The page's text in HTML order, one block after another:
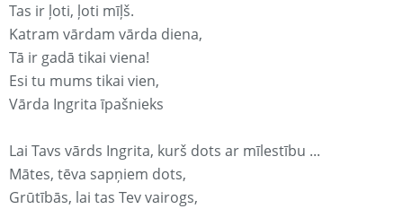
Tas ir ļoti, ļoti mīļš.
Katram vārdam vārda diena,
Tā ir gadā tikai viena!
Esi tu mums tikai vien,
Vārda Ingrita īpašnieks
Lai Tavs vārds Ingrita, kurš dots ar mīlestību ...
Mātes, tēva sapņiem dots,
Grūtībās, lai tas Tev vairogs,